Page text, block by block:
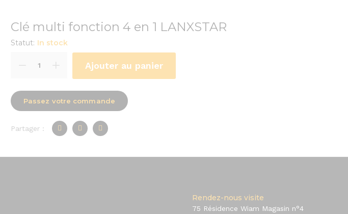
Clé multi fonction 4 en 1 LANXSTAR
Statut: In stock
Ajouter au panier
Passez votre commande
Partager :
Rendez-nous visite
75 Résidence Wiam Magasin n°4